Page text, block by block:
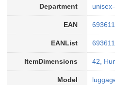
Department
EAN
EANList
ItemDimensions 42,
Model